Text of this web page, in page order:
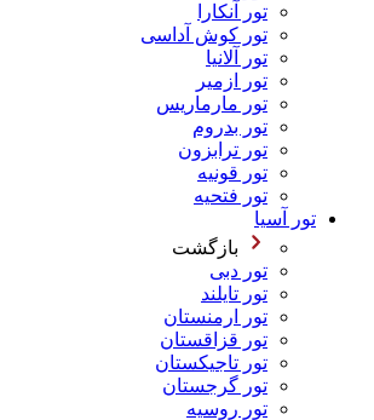
تور آنکارا
تور کوش آداسی
تور آلانیا
تور ازمیر
تور مارماریس
تور بدروم
تور ترابزون
تور قونیه
تور فتحیه
تور آسیا
بازگشت
تور دبی
تور تایلند
تور ارمنستان
تور قزاقستان
تور تاجیکستان
تور گرجستان
تور روسیه